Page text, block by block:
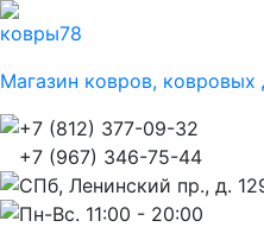
ковры78
Магазин ковров,
+7 (812) 377-09-32
+7 (967) 346-75-44
СПб, Ленинский пр., д.
Пн-Вс. 11:00 - 20:00